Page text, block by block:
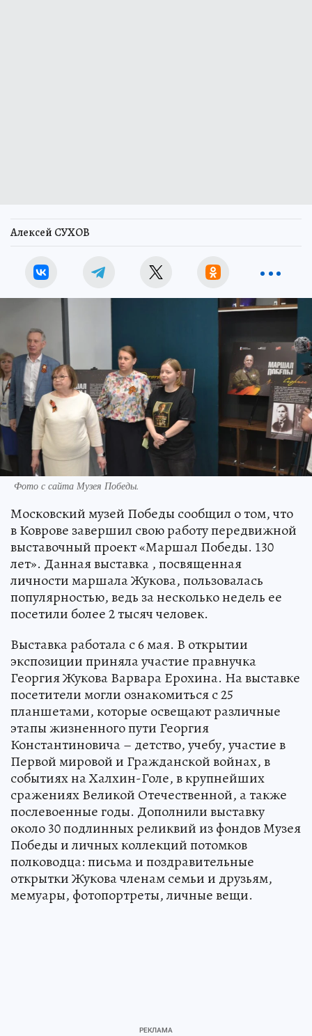
Алексей СУХОВ
Фото с сайта Музея Победы.
Московский музей Победы сообщил о том, что
в Коврове завершил свою работу передвижной
выставочный проект «Маршал Победы. 130
лет». Данная выставка , посвященная
личности маршала Жукова, пользовалась
популярностью, ведь за несколько недель ее
посетили более 2 тысяч человек.
Выставка работала с 6 мая. В открытии
экспозиции приняла участие правнучка
Георгия Жукова Варвара Ерохина. На выставке
посетители могли ознакомиться с 25
планшетами, которые освещают различные
этапы жизненного пути Георгия
Константиновича – детство, учебу, участие в
Первой мировой и Гражданской войнах, в
событиях на Халхин-Голе, в крупнейших
сражениях Великой Отечественной, а также
послевоенные годы. Дополнили выставку
около 30 подлинных реликвий из фондов Музея
Победы и личных коллекций потомков
полководца: письма и поздравительные
открытки Жукова членам семьи и друзьям,
мемуары, фотопортреты, личные вещи.